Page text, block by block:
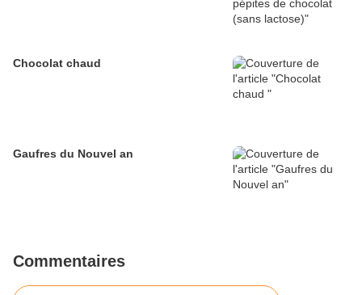
Chocolat chaud
Gaufres du Nouvel an
Commentaires